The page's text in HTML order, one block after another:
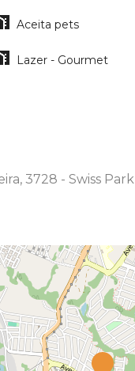
Aceita pets
Lazer - Gourmet
3728 - Swiss Park